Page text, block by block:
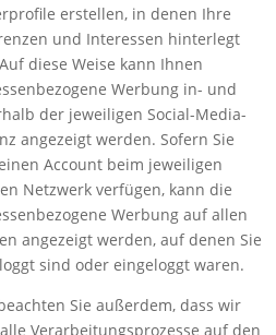
erstellen, in denen Ihre
und Interessen hinterlegt
diese Weise kann Ihnen
Werbung in- und
der jeweiligen Social-Media-
angezeigt werden. Sofern Sie
Account beim jeweiligen
Netzwerk verfügen, kann die
Werbung auf allen
angezeigt werden, auf denen Sie
sind oder eingeloggt waren.
Sie außerdem, dass wir
Verarbeitungsprozesse auf den